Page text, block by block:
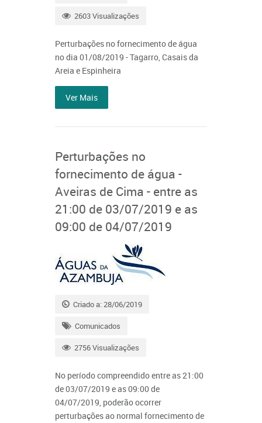
2603 Visualizações
Perturbações no fornecimento de água
no dia 01/08/2019 - Tagarro, Casais da
Areia e Espinheira
Ver Mais
Perturbações no
fornecimento de água -
Aveiras de Cima - entre as
21:00 de 03/07/2019 e as
09:00 de 04/07/2019
Criado a: 28/06/2019
Comunicados
2756 Visualizações
No período compreendido entre as 21:00
de 03/07/2019 e as 09:00 de
04/07/2019, poderão ocorrer
perturbações ao normal fornecimento de